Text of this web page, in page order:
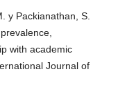
y Packianathan, S.
with academic
Journal of